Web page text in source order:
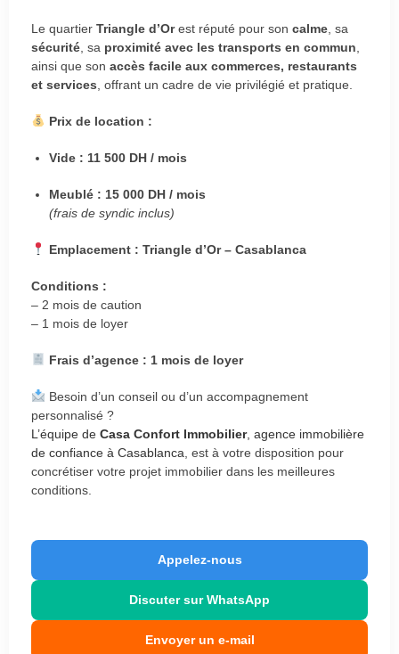
Le quartier Triangle d’Orest réputé pour son calme , sa
sécurité , sa proximité avec les transports en commun
ainsi que son accès facile aux commerces, restaurants
et services , offrant un cadre de vie privilégié et pratique.
Prix de location :
Vide : 11 500 DH / mois
Meublé : 15 000 DH / mois
(frais de syndic inclus)
Emplacement : Triangle d’Or – Casablanca
Conditions :
– 2 mois de caution
– 1 mois de loyer
Frais d’agence : 1 mois de loyer
Besoin d’un conseil ou d’un accompagnement
personnalisé ?
L’équipe de Casa Confort Immobilier, agence immobilière
de confiance à Casablanca , est à votre disposition pour
concrétiser votre projet immobilier dans les meilleures
conditions.
Appelez-nous
Discuter sur WhatsApp
Envoyer un e-mail